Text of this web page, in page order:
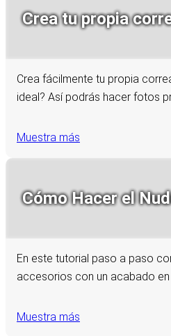
Crea tu propia
Crea fácilmente tu propia
ideal? Así podrás hacer fotos
Muestra más
Cómo Hacer el
En este tutorial paso a paso
accesorios con un acabado
Muestra más